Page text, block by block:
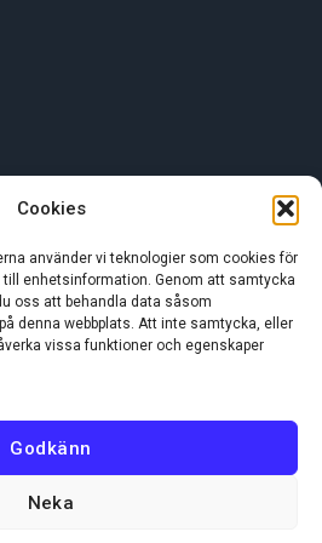
Cookies
använder vi teknologier som cookies för
enhetsinformation. Genom att samtycka
oss att behandla data såsom
denna webbplats. Att inte samtycka, eller
vissa funktioner och egenskaper
Godkänn
Neka
Visa